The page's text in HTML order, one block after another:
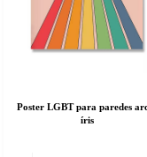
Poster LGBT para paredes
íris